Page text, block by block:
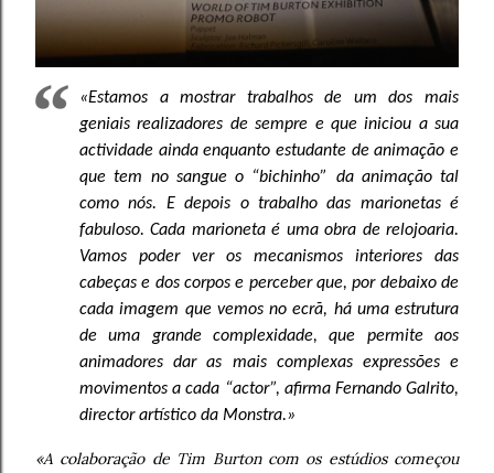
«Estamos a mostrar trabalhos de um dos mais
geniais realizadores de sempre e que iniciou a sua
actividade ainda enquanto estudante de animação e
que tem no sangue o “bichinho” da animação tal
como nós. E depois o trabalho das marionetas é
fabuloso. Cada marioneta é uma obra de relojoaria.
Vamos poder ver os mecanismos interiores das
cabeças e dos corpos e perceber que, por debaixo de
cada imagem que vemos no ecrã, há uma estrutura
de uma grande complexidade, que permite aos
animadores dar as mais complexas expressões e
movimentos a cada “actor”, afirma Fernando Galrito,
director artístico da Monstra.»
«A colaboração de Tim Burton com os estúdios começou